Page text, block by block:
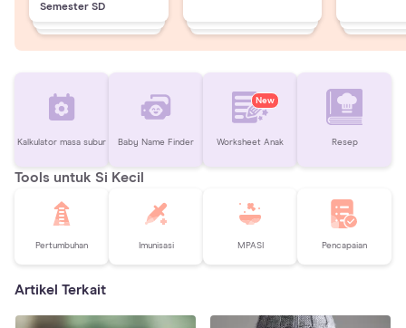
Semester SD
Kalkulator masa subur Baby Name Finder
New
Worksheet Anak Resep
Tools untuk Si Kecil
Pertumbuhan Imunisasi MPASI Pencapaian
Artikel Terkait